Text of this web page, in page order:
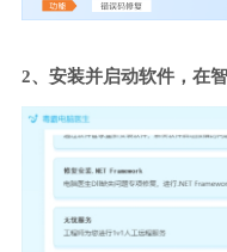
2、安装并启动软件，在